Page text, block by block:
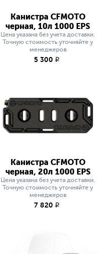
Канистра CFMOTO
черная, 10л 1000 EPS
Цена указана без учета доставки.
Точную стоимость уточняйте у
менеджеров
5 300 q
Канистра CFMOTO
черная, 20л 1000 EPS
Цена указана без учета доставки.
Точную стоимость уточняйте у
менеджеров
7 820 q